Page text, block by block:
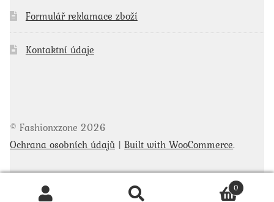
Formulář reklamace zboží
Kontaktní údaje
© Fashionxzone 2026
Ochrana osobních údajů
Built with WooCommerce.
0